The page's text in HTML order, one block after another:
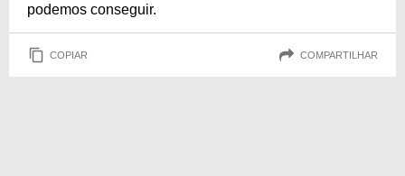
podemos conseguir.
COPIAR COMPARTILHAR